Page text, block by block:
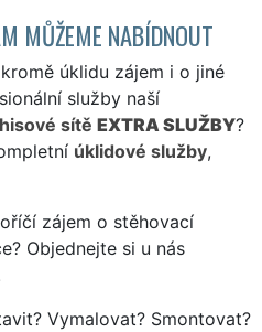
MŮŽEME NABÍDNOUT
úklidu zájem i o jiné
služby naší
sítě EXTRA SLUŽBY?
úklidové služby,
zájem o stěhovací
Objednejte si u nás
Vymalovat? Smontovat?